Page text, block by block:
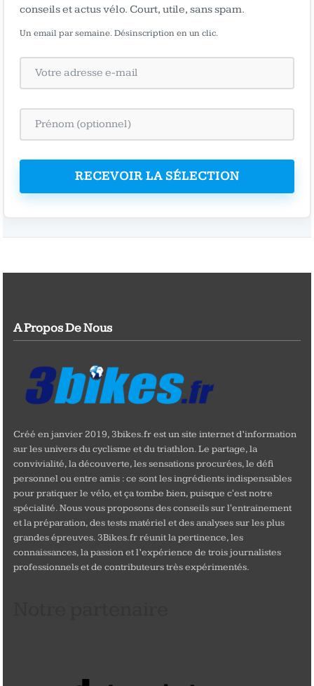
conseils et actus vélo. Court, utile, sans spam.
Un email par semaine. Désinscription en un clic.
RECEVOIR LA SÉLECTION
A Propos De Nous
Créé en janvier 2019, 3bikes.fr est un site internet d’information
sur les univers du cyclisme et du triathlon. Le partage, la
convivialité, la découverte, les sensations procurées, le défi
personnel ou entre amis : ce sont les ingrédients indispensables
pour pratiquer le vélo, et ça tombe bien, puisque c'est notre
spécialité. Nous vous proposons des conseils sur l'entrainement
et la préparation, des tests matériel et des analyses sur les plus
grandes épreuves. 3Bikes.fr réunit la pertinence, les
connaissances, la passion et l’expérience de trois journalistes
professionnels et de contributeurs très expérimentés.